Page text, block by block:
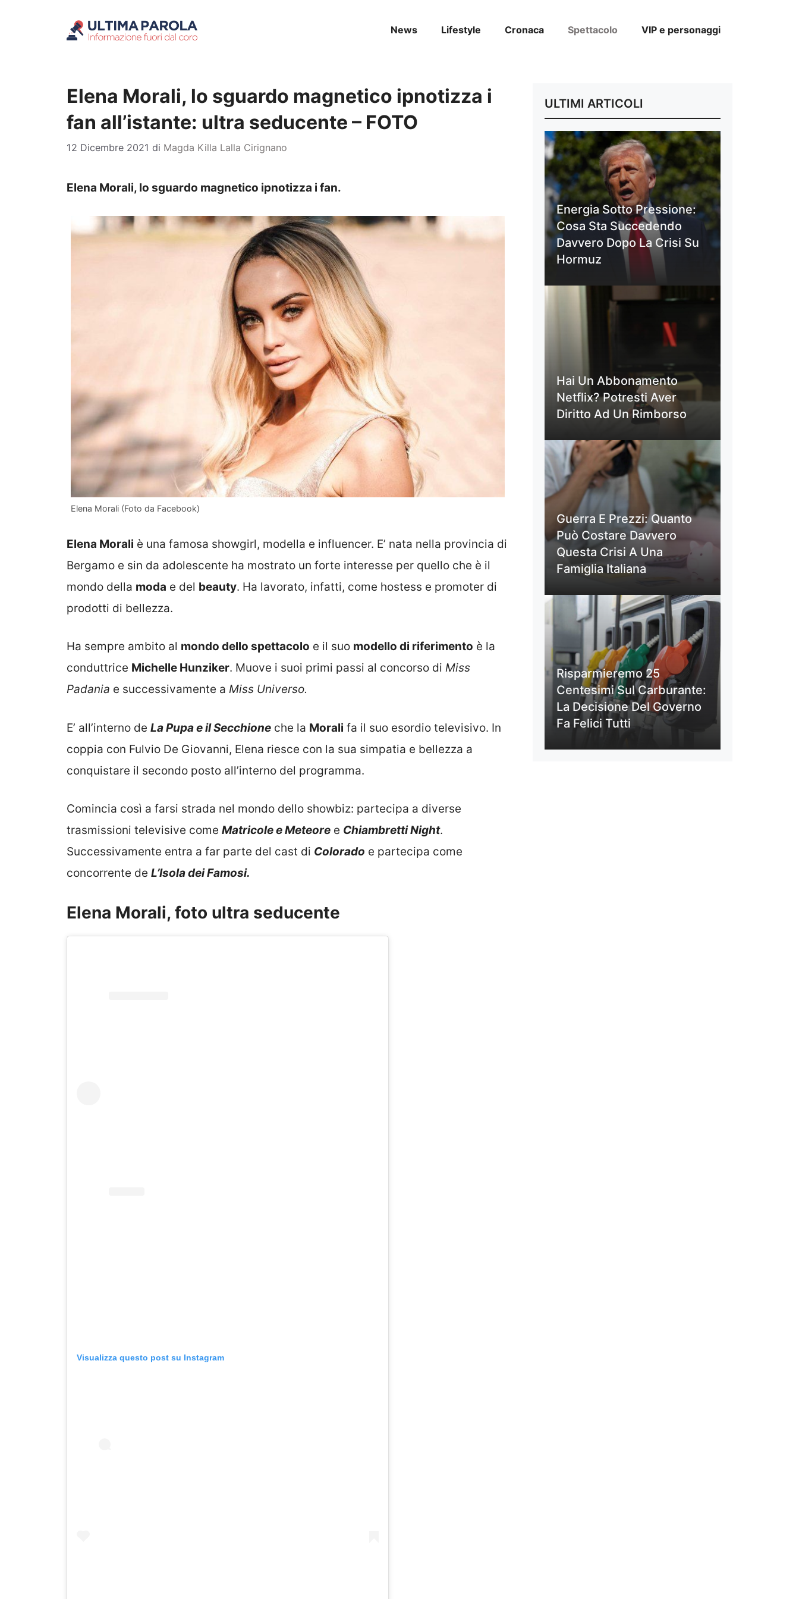
News Lifestyle Cronaca Spettacolo VIP e personaggi
Elena Morali, lo sguardo magnetico ipnotizza i
fan all’istante: ultra seducente – FOTO
12 Dicembre 2021 di Magda Killa Lalla Cirignano
Elena Morali, lo sguardo magnetico ipnotizza i fan.
Elena Morali (Foto da Facebook)
Elena Morali è una famosa showgirl, modella e influencer. E’ nata nella provincia di
Bergamo e sin da adolescente ha mostrato un forte interesse per quello che è il
mondo della moda e del beauty. Ha lavorato, infatti, come hostess e promoter di
prodotti di bellezza.
Ha sempre ambito al mondo dello spettacolo e il suo modello di riferimento è la
conduttrice Michelle Hunziker. Muove i suoi primi passi al concorso di Miss
Padania e successivamente a Miss Universo.
E’ all’interno de La Pupa e il Secchione che la Morali fa il suo esordio televisivo. In
coppia con Fulvio De Giovanni, Elena riesce con la sua simpatia e bellezza a
conquistare il secondo posto all’interno del programma.
Comincia così a farsi strada nel mondo dello showbiz: partecipa a diverse
trasmissioni televisive come Matricole e Meteore e Chiambretti Night.
Successivamente entra a far parte del cast di Colorado e partecipa come
concorrente de L’Isola dei Famosi.
Elena Morali, foto ultra seducente
Visualizza questo post su Instagram
ULTIMI ARTICOLI
Energia Sotto Pressione:
Cosa Sta Succedendo
Davvero Dopo La Crisi Su
Hormuz
Hai Un Abbonamento
Netflix? Potresti Aver
Diritto Ad Un Rimborso
Guerra E Prezzi: Quanto
Può Costare Davvero
Questa Crisi A Una
Famiglia Italiana
Risparmieremo 25
Centesimi Sul Carburante:
La Decisione Del Governo
Fa Felici Tutti